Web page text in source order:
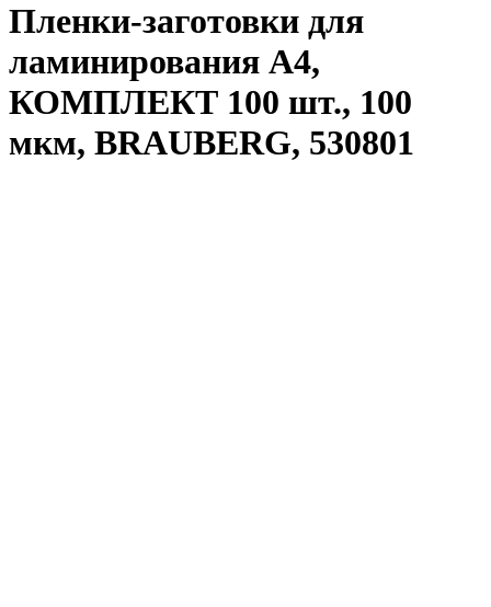
Пленки-заготовки для
ламинирования А4,
КОМПЛЕКТ 100 шт., 100
мкм, BRAUBERG, 530801